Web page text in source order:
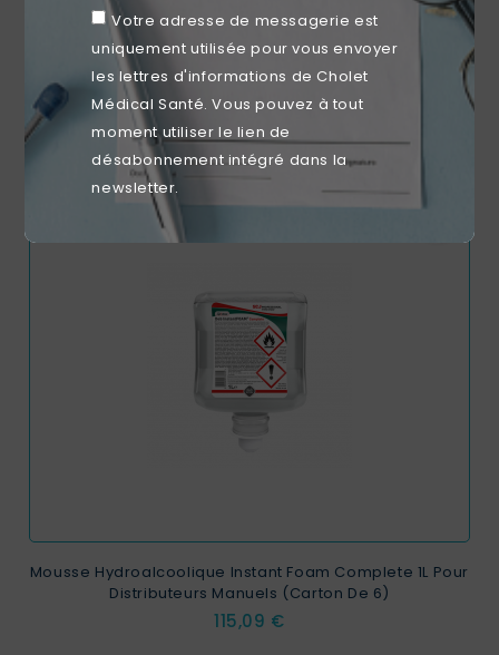
Votre adresse de messagerie est
uniquement utilisée pour vous envoyer
les lettres d'informations de Cholet
Médical Santé. Vous pouvez à tout
moment utiliser le lien de
désabonnement intégré dans la
newsletter.
Détergent Désinfectant Aniosyme X3 1L – Nettoyage
Instrumentation Médicale
Prix
23,99 €
RUPTURE DE STOCK
Mousse Hydroalcoolique Instant Foam Complete 1L Pour
Distributeurs Manuels (carton De 6)
Prix
115,09 €